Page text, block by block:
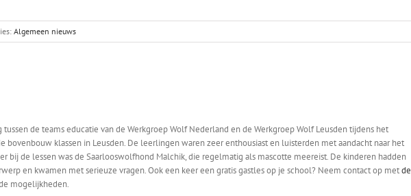
Algemeen nieuws
de teams educatie van de Werkgroep Wolf Nederland en de Werkgroep Wolf Leusden tijdens het
bovenbouw klassen in Leusden. De leerlingen waren zeer enthousiast en luisterden met aandacht naar het
bij de lessen was de Saarlooswolfhond Malchik, die regelmatig als mascotte meereist. De kinderen hadden
en kwamen met serieuze vragen. Ook een keer een gratis gastles op je school? Neem contact op metde
mogelijkheden.